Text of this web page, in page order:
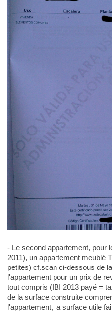
- Le second appartement, pour
2011), un appartement meublé
petites) cf.scan ci-dessous de
l'appartement pour un prix de
tout compris (IBI 2013 payé =
de la surface construite
l'appartement, la surface utile